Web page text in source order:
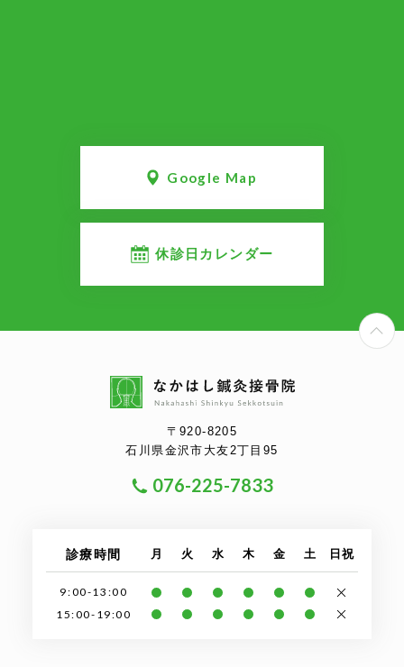
Google Map
休診日カレンダー
〒920-8205
石川県金沢市大友2丁目95
076-225-7833
診療時間 月 火 水 木 金 土 日祝
9:00-13:00
15:00-19:00